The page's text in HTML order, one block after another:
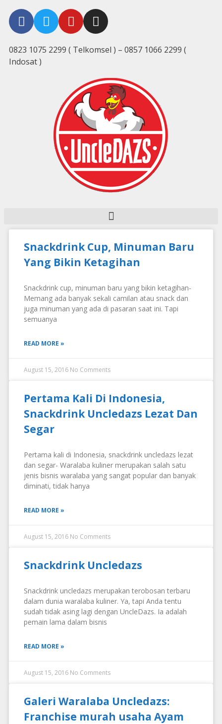
0823 1075 2299 ( Telkomsel ) – 0857 1066 2299 (
Indosat )
Snackdrink Cup, Minuman Baru
Yang Bikin Ketagihan
Snackdrink cup, minuman baru yang bikin ketagihan-
Memang ada banyak sekali camilan atau snack dan
juga minuman yang ada di pasaran saat ini. Tapi
semuanya
READ MORE »
August 15, 2016 No Comments
Pertama Kali Di Indonesia,
Snackdrink Uncledazs Lezat Dan
Segar
Pertama kali di Indonesia, snackdrink uncledazs lezat
dan segar- Waralaba kuliner merupakan salah satu
jenis bisnis waralaba yang sangat popular dan banyak
diminati, tidak hanya
READ MORE »
August 15, 2016 No Comments
Snackdrink Uncledazs
Snackdrink uncledazs merupakan terobosan terbaru
dalam dunia waralaba kuliner. Ya, tapi Anda tentu
sudah tidak asing lagi dengan UncleDazs. Ia adalah
pemain lama dalam bisnis
READ MORE »
August 15, 2016 No Comments
Galeri Waralaba Uncledazs:
Franchise murah usaha Ayam